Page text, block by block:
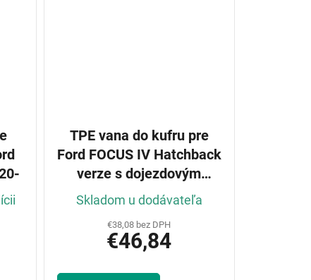
TPE vana do kufru pre
Ford FOCUS IV Hatchback
verze s dojezdovým
kolem 2018-
Skladom u dodávateľa
€38,08 bez DPH
€46,84